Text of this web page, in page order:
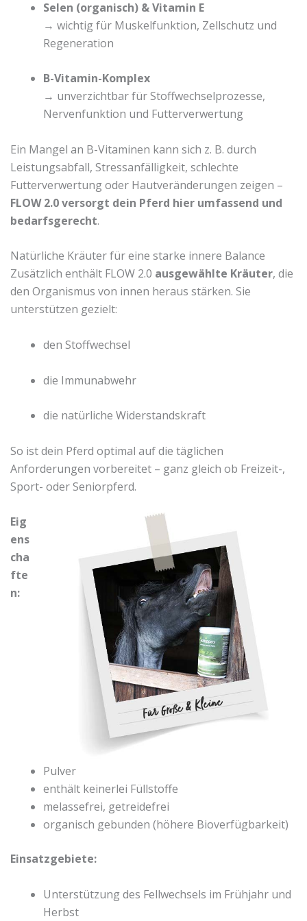
Selen (organisch) & Vitamin E
→ wichtig für Muskelfunktion, Zellschutz und
Regeneration
B-Vitamin-Komplex
→ unverzichtbar für Stoffwechselprozesse,
Nervenfunktion und Futterverwertung
Ein Mangel an B-Vitaminen kann sich z. B. durch
Leistungsabfall, Stressanfälligkeit, schlechte
Futterverwertung oder Hautveränderungen zeigen –
FLOW 2.0 versorgt dein Pferd hier umfassend und
bedarfsgerecht.
Natürliche Kräuter für eine starke innere Balance
Zusätzlich enthält FLOW 2.0 ausgewählte Kräuter, die
den Organismus von innen heraus stärken. Sie
unterstützen gezielt:
den Stoffwechsel
die Immunabwehr
die natürliche Widerstandskraft
So ist dein Pferd optimal auf die täglichen
Anforderungen vorbereitet – ganz gleich ob Freizeit-,
Sport- oder Seniorpferd.
Eig
ens
cha
fte
n:
Pulver
enthält keinerlei Füllstoffe
melassefrei, getreidefrei
organisch gebunden (höhere Bioverfügbarkeit)
Einsatzgebiete:
Unterstützung des Fellwechsels im Frühjahr und
Herbst